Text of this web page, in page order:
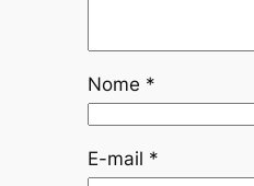
Nome *
E-mail *